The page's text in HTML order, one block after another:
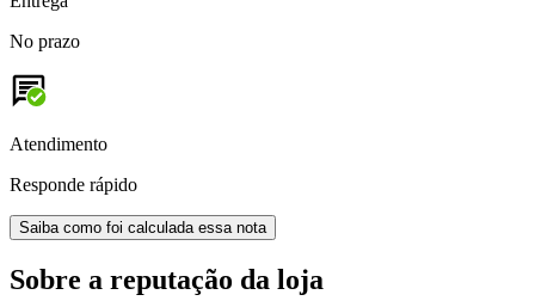
No prazo
Atendimento
Responde rápido
Saiba como foi calculada essa nota
Sobre a reputação da loja